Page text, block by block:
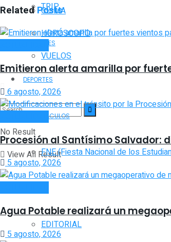
CLIMA
HORÓSCOPO
VUELOS
No Result
View All Result
TRIP
POLICIALES
DEPORTES
ESPECTÁCULOS
FNE (Fiesta Nacional de los
EDITORIAL
RelatedPosts
Emitieron alerta amarilla por
6 agosto, 2026
Procesión al Santísimo Salvador:
5 agosto, 2026
Agua Potable realizará un
5 agosto, 2026